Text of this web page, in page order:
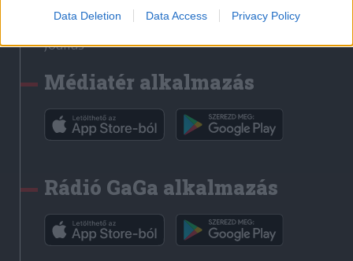
Data Deletion Data Access Privacy Policy
Rádió GaGa
Jóállás
Médiatér alkalmazás
Rádió GaGa alkalmazás